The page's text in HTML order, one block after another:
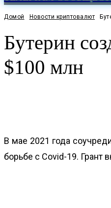
Домой Новости криптовалют
Бутерин
$100 млн
В мае 2021 года
борьбе с Covid-19. Грант